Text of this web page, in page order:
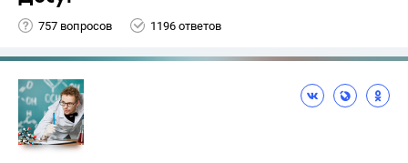
757 вопросов 1196 ответов